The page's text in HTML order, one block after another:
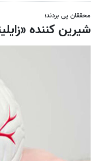
محققان پی بردند؛
شیرین کننده